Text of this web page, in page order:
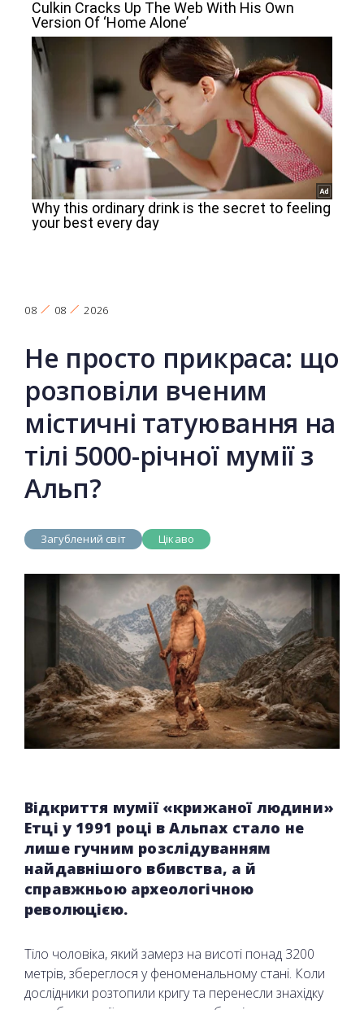
08 08 2026
Не просто прикраса: що
розповіли вченим
містичні татуювання на
тілі 5000-річної мумії з
Альп?
Загублений світ Цікаво
Відкриття мумії «крижаної людини»
Етці у 1991 році в Альпах стало не
лише гучним розслідуванням
найдавнішого вбивства, а й
справжньою археологічною
революцією.
Тіло чоловіка, який замерз на висоті понад 3200
метрів, збереглося у феноменальному стані. Коли
дослідники розтопили кригу та перенесли знахідку